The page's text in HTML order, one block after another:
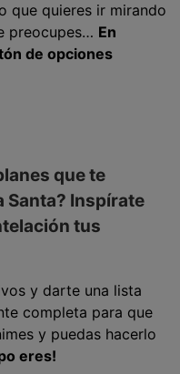
que quieres ir mirando
preocupes… En
de opciones
que te
Santa? Inspírate
tus
y darte una lista
completa para que
y puedas hacerlo
eres!